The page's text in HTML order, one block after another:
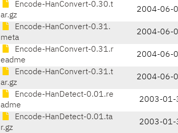
Encode-HanConvert-0.30.t
ar.gz
2004-06-
Encode-HanConvert-0.31.
meta
2004-06-
Encode-HanConvert-0.31.r
eadme
2004-06-
Encode-HanConvert-0.31.t
ar.gz
2004-06-
Encode-HanDetect-0.01.re
adme
2003-01-
Encode-HanDetect-0.01.ta
r.gz
2003-01-